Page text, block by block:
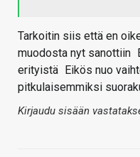
Tarkoitin siis että en
muodosta nyt sanottiin
erityistä Eikös nuo
pitkulaisemmiksi
Kirjaudu sisään